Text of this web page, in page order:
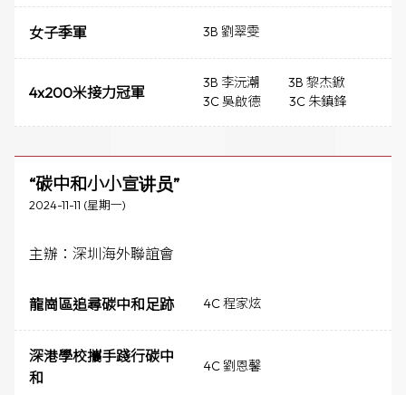
女子季軍 3B 劉翠雯
4x200米接力冠軍
3B 李沅潮
3B 黎杰鍁
3C 吳啟德
3C 朱鎮鋒
“碳中和小小宣讲员”
2024-11-11 (星期一)
主辦：深圳海外聯誼會
龍崗區追尋碳中和足跡 4C 程家炫
深港學校攜手踐行碳中
和
4C 劉恩馨